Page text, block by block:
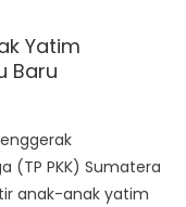
Yatim
Baru
(TP PKK) Sumatera
anak-anak yatim